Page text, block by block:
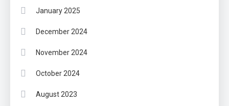
January 2025
December 2024
November 2024
October 2024
August 2023